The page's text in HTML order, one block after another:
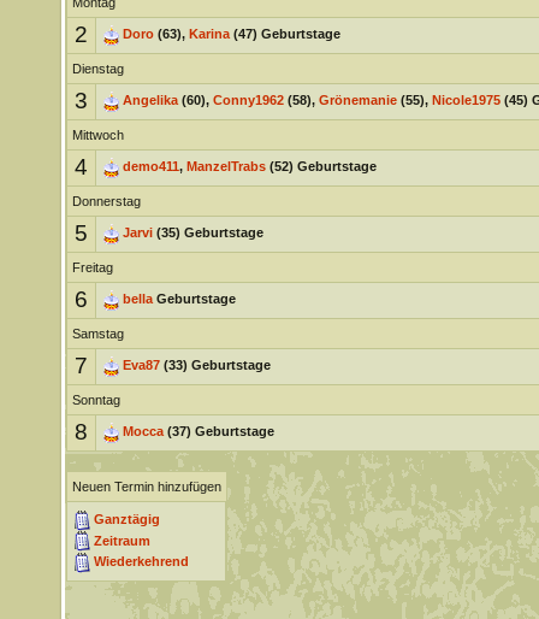
2 Doro(63), Karina(47) Geburtstage
Dienstag
3 Angelika(60), Conny1962(58), Grönemanie(55), Nicole1975(45)
Mittwoch
4 demo411, ManzelTrabs(52) Geburtstage
Donnerstag
5 Jarvi(35) Geburtstage
Freitag
6 bellaGeburtstage
Samstag
7 Eva87(33) Geburtstage
Sonntag
8 Mocca(37) Geburtstage
Neuen Termin hinzufügen
Ganztägig
Zeitraum
Wiederkehrend